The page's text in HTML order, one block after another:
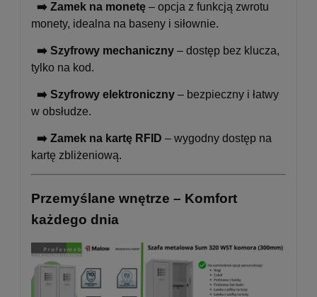
➡️ Zamek na monetę – opcja z funkcją zwrotu
monety, idealna na baseny i siłownie.
➡️ Szyfrowy mechaniczny – dostęp bez klucza,
tylko na kod.
➡️ Szyfrowy elektroniczny – bezpieczny i łatwy
w obsłudze.
➡️ Zamek na kartę RFID – wygodny dostęp na
kartę zbliżeniową.
Przemyślane wnętrze – Komfort
każdego dnia